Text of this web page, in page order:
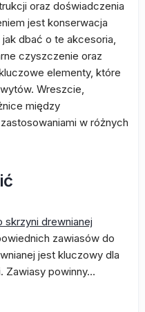
oraz doświadczenia
jest konserwacja
dbać o te akcesoria,
czyszczenie oraz
elementy, które
Wreszcie,
między
w różnych
skrzyni drewnianej
zawiasów do
jest kluczowy dla
Zawiasy powinny…